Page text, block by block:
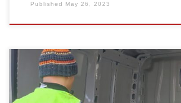
Published May 26, 2023
Il giorno 31 gennaio 2023 Lorenzo Brezzi, Nicola